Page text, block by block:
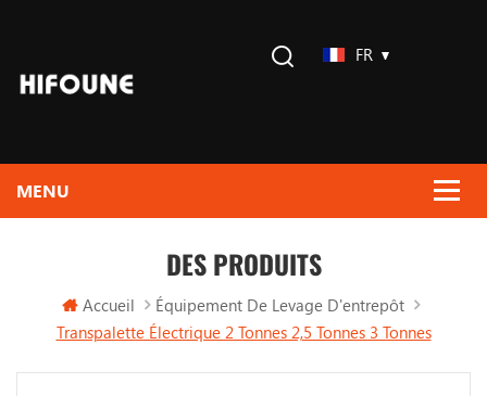
FR
DES PRODUITS
Accueil
Équipement De Levage D'entrepôt
Transpalette Électrique 2 Tonnes 2,5 Tonnes 3 Tonnes